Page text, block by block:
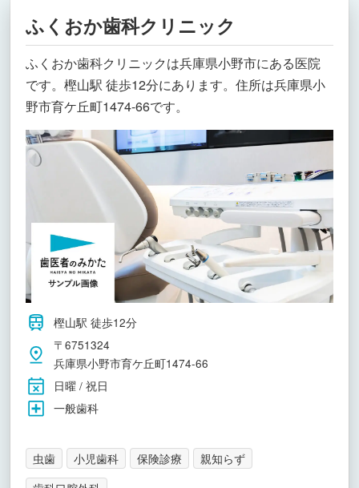
ふくおか歯科クリニック
ふくおか歯科クリニックは兵庫県小野市にある医院
です。樫山駅 徒歩12分にあります。住所は兵庫県小
野市育ケ丘町1474-66です。
樫山駅 徒歩12分
〒6751324
兵庫県小野市育ケ丘町1474-66
日曜 / 祝日
一般歯科
虫歯 小児歯科 保険診療
親知らず